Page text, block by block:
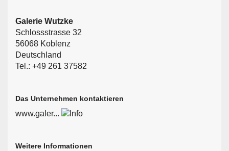
Galerie Wutzke
Schlossstrasse 32
56068 Koblenz
Deutschland
Tel.: +49 261 37582
Das Unternehmen kontaktieren
www.galer...
Weitere Informationen